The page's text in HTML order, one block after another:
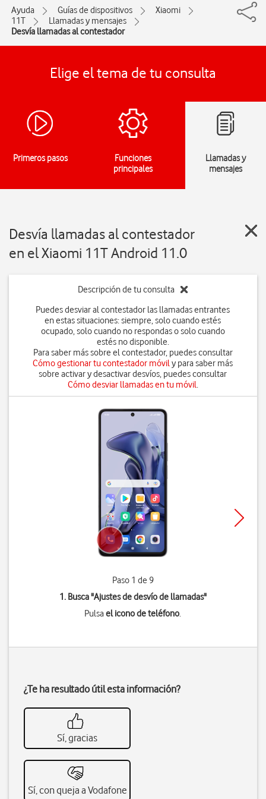
Ayuda Guías de dispositivos
Xiaomi
11T
Llamadas y mensajes
Desvía llamadas al contestador
Elige el tema de tu consulta
Primeros pasos
Funciones
principales
Llamadas y
mensajes
Desvía llamadas al contestador
en el Xiaomi 11T Android 11.0
Descripción de tu consulta
Puedes desviar al contestador las llamadas entrantes
en estas situaciones: siempre, solo cuando estés
ocupado, solo cuando no respondas o solo cuando
estés no disponible.
Para saber más sobre el contestador, puedes consultar
Cómo gestionar tu contestador móvily para saber más
sobre activar y desactivar desvíos, puedes consultar
Cómo desviar llamadas en tu móvil.
Paso 1 de 9
1. Busca "Ajustes de desvío de llamadas"
Pulsael icono de teléfono.
¿Te ha resultado útil esta información?
Sí, gracias
Sí, con queja a Vodafone